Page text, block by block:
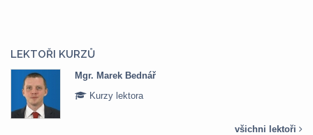
LEKTOŘI KURZŮ
Mgr. Marek Bednář
Kurzy lektora
všichni lektoři